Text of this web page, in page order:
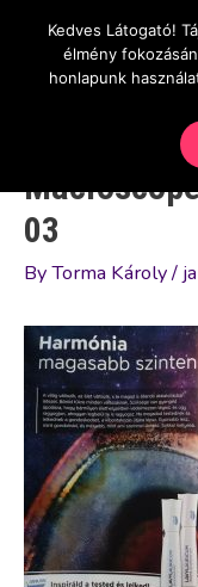
content
OnlineSeedsMan
Üzlet és szabadság
03
ByTorma Károly/
Kedves Látogató!
élmény
honlapunk